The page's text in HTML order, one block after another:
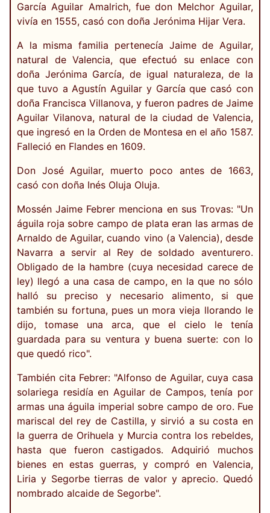
García Aguilar Amalrich, fue don Melchor Aguilar,
vivía en 1555, casó con doña Jerónima Hijar Vera.
A la misma familia pertenecía Jaime de Aguilar,
natural de Valencia, que efectuó su enlace con
doña Jerónima García, de igual naturaleza, de la
que tuvo a Agustín Aguilar y García que casó con
doña Francisca Villanova, y fueron padres de Jaime
Aguilar Vilanova, natural de la ciudad de Valencia,
que ingresó en la Orden de Montesa en el año 1587.
Falleció en Flandes en 1609.
Don José Aguilar, muerto poco antes de 1663,
casó con doña Inés Oluja Oluja.
Mossén Jaime Febrer menciona en sus Trovas: "Un
águila roja sobre campo de plata eran las armas de
Arnaldo de Aguilar, cuando vino (a Valencia), desde
Navarra a servir al Rey de soldado aventurero.
Obligado de la hambre (cuya necesidad carece de
ley) llegó a una casa de campo, en la que no sólo
halló su preciso y necesario alimento, si que
también su fortuna, pues un mora vieja llorando le
dijo, tomase una arca, que el cielo le tenía
guardada para su ventura y buena suerte: con lo
que quedó rico".
También cita Febrer: "Alfonso de Aguilar, cuya casa
solariega residía en Aguilar de Campos, tenía por
armas una águila imperial sobre campo de oro. Fue
mariscal del rey de Castilla, y sirvió a su costa en
la guerra de Orihuela y Murcia contra los rebeldes,
hasta que fueron castigados. Adquirió muchos
bienes en estas guerras, y compró en Valencia,
Liria y Segorbe tierras de valor y aprecio. Quedó
nombrado alcaide de Segorbe".